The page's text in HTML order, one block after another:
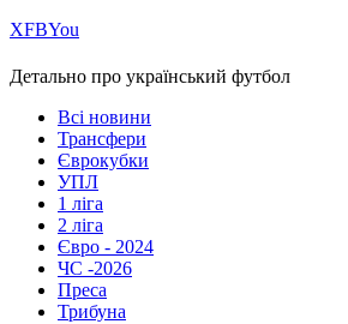
ХFBYou
Детально про український футбол
Всі новини
Трансфери
Єврокубки
УПЛ
1 ліга
2 ліга
Євро - 2024
ЧС -2026
Преса
Трибуна